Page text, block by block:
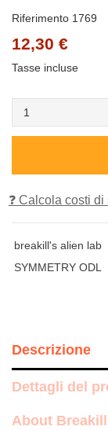
Riferimento 1769
12,30 €
Tasse incluse
❓ Calcola costi
breakill's alien lab
SYMMETRY ODL
Descrizione
Dettagli del
About